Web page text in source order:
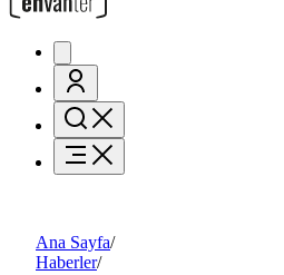
Ana Sayfa/
Haberler/